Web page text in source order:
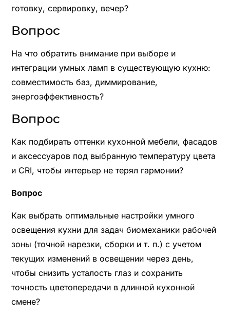
готовку, сервировку, вечер?
Вопрос
На что обратить внимание при выборе и
интеграции умных ламп в существующую кухню:
совместимость баз, диммирование,
энергоэффективность?
Вопрос
Как подбирать оттенки кухонной мебели, фасадов
и аксессуаров под выбранную температуру цвета
и CRI, чтобы интерьер не терял гармонии?
Вопрос
Как выбрать оптимальные настройки умного
освещения кухни для задач биомеханики рабочей
зоны (точной нарезки, сборки и т. п.) с учетом
текущих изменений в освещении через день,
чтобы снизить усталость глаз и сохранить
точность цветопередачи в длинной кухонной
смене?